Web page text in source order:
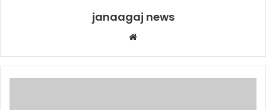
janaagaj news
Website